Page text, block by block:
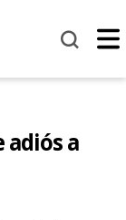
adiós a